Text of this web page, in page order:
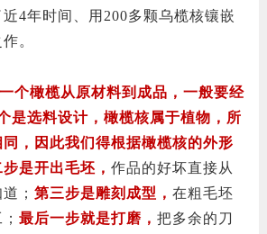
4年时间、用200多颗乌榄核镶嵌
。
个橄榄从原材料到成品，一般要经
是选料设计，橄榄核属于植物，所
，因此我们得根据橄榄核的外形
是开出毛坯，作品的好坏直接从
道；第三步是雕刻成型，在粗毛坯
；最后一步就是打磨，把多余的刀